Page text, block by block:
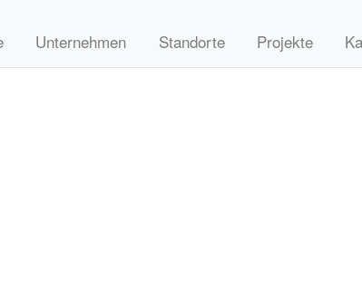
Unternehmen Standorte Projekte